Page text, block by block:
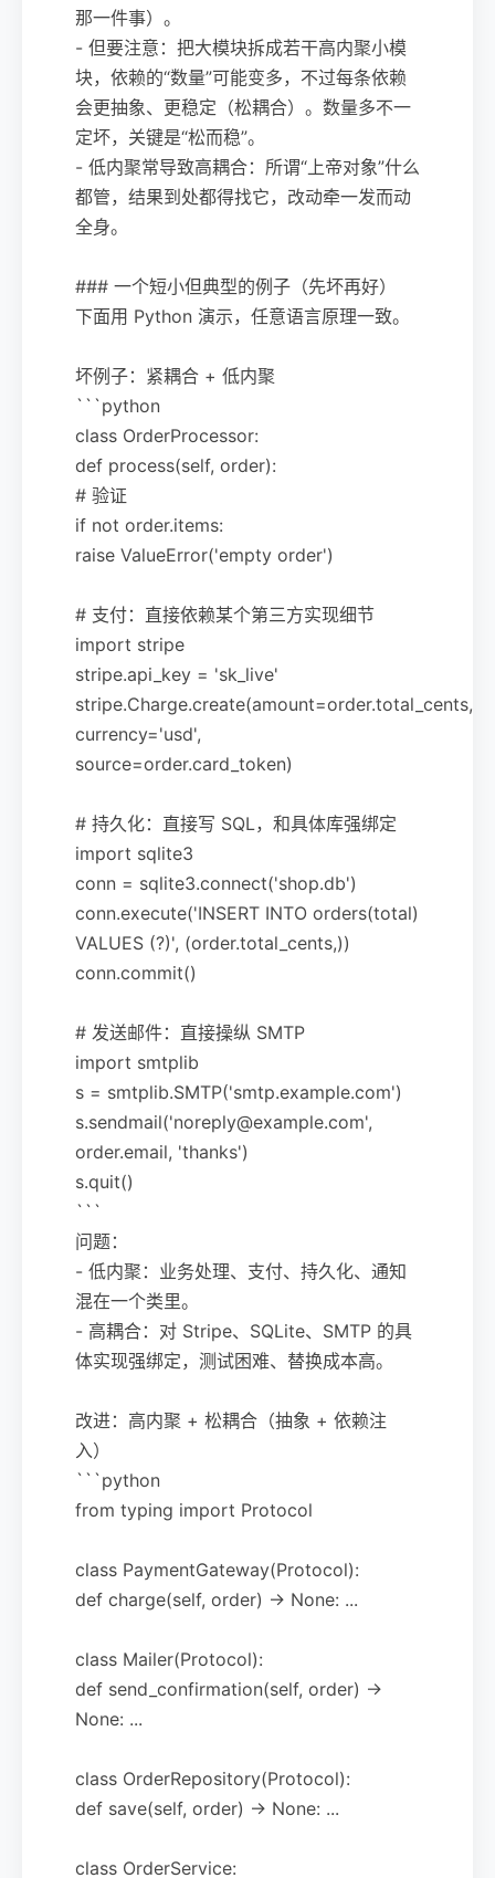
那一件事）。
- 但要注意：把大模块拆成若干高内聚小模
块，依赖的“数量”可能变多，不过每条依赖
会更抽象、更稳定（松耦合）。数量多不一
定坏，关键是“松而稳”。
- 低内聚常导致高耦合：所谓“上帝对象”什么
都管，结果到处都得找它，改动牵一发而动
全身。
### 一个短小但典型的例子（先坏再好）
下面用 Python 演示，任意语言原理一致。
坏例子：紧耦合 + 低内聚
```python
class OrderProcessor:
def process(self, order):
# 验证
if not order.items:
raise ValueError('empty order')
# 支付：直接依赖某个第三方实现细节
import stripe
stripe.api_key = 'sk_live'
stripe.Charge.create(amount=order.total_cents,
currency='usd',
source=order.card_token)
# 持久化：直接写 SQL，和具体库强绑定
import sqlite3
conn = sqlite3.connect('shop.db')
conn.execute('INSERT INTO orders(total)
VALUES (?)', (order.total_cents,))
conn.commit()
# 发送邮件：直接操纵 SMTP
import smtplib
s = smtplib.SMTP('smtp.example.com')
s.sendmail('noreply@example.com',
order.email, 'thanks')
s.quit()
```
问题：
- 低内聚：业务处理、支付、持久化、通知
混在一个类里。
- 高耦合：对 Stripe、SQLite、SMTP 的具
体实现强绑定，测试困难、替换成本高。
改进：高内聚 + 松耦合（抽象 + 依赖注
入）
```python
from typing import Protocol
class PaymentGateway(Protocol):
def charge(self, order) -> None: ...
class Mailer(Protocol):
def send_confirmation(self, order) ->
None: ...
class OrderRepository(Protocol):
def save(self, order) -> None: ...
class OrderService: